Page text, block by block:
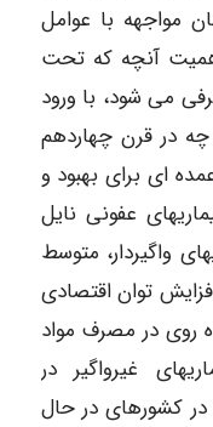
مواجهه با عوامل
آنچه که تحت
می شود، با ورود
چه در قرن چهاردهم
ای برای بهبود و
عفونی نایل
واگیردار، متوسط
توان اقتصادی
روی در مصرف مواد
غیرواگیر در
کشورهای در حال